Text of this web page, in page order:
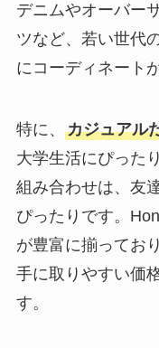
デニムやオーバー
ツなど、若い世代
にコーディネート
特に、 カジュアル
大学生活にぴった
組み合わせは、友
ぴったりです。
が豊富に揃ってお
手に取りやすい価
す。